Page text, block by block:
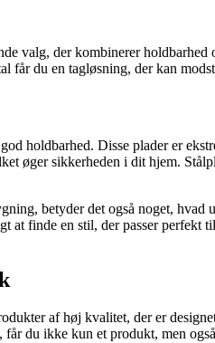
valg, der kombinerer
du en tagløsning, der kan
holdbarhed. Disse plader er
øger sikkerheden i dit hjem.
betyder det også noget,
finde en stil, der passer
af høj kvalitet, der er
du ikke kun et produkt, men